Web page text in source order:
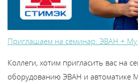
Приглашаем на семинар: ЭВАН +
Коллеги, хотим пригласить вас на
оборудованию ЭВАН и автоматике